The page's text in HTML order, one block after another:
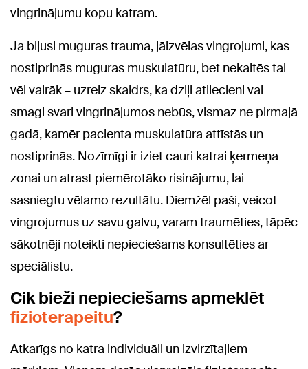
vingrinājumu kopu katram.
Ja bijusi muguras trauma, jāizvēlas vingrojumi, kas
nostiprinās muguras muskulatūru, bet nekaitēs tai
vēl vairāk – uzreiz skaidrs, ka dziļi atliecieni vai
smagi svari vingrinājumos nebūs, vismaz ne pirmajā
gadā, kamēr pacienta muskulatūra attīstās un
nostiprinās. Nozīmīgi ir iziet cauri katrai ķermeņa
zonai un atrast piemērotāko risinājumu, lai
sasniegtu vēlamo rezultātu. Diemžēl paši, veicot
vingrojumus uz savu galvu, varam traumēties, tāpēc
sākotnēji noteikti nepieciešams konsultēties ar
speciālistu.
Cik bieži nepieciešams apmeklēt
fizioterapeitu?
Atkarīgs no katra individuāli un izvirzītajiem